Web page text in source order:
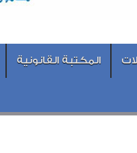
المكتبة القانونية